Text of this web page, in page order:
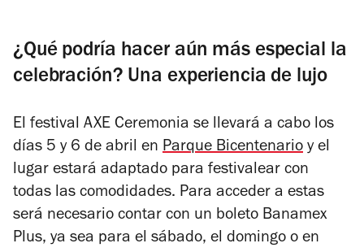
¿Qué podría hacer aún más especial la
celebración? Una experiencia de lujo
El festival AXE Ceremonia se llevará a cabo los
días 5 y 6 de abril en Parque Bicentenario y el
lugar estará adaptado para festivalear con
todas las comodidades. Para acceder a estas
será necesario contar con un boleto Banamex
Plus, ya sea para el sábado, el domingo o en